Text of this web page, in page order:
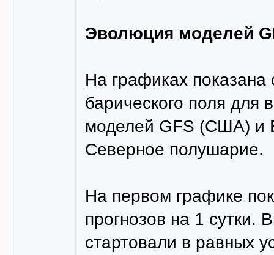
Эволюция моделей
На графиках показана
барического поля
моделей GFS (США) и
Северное полушарие.
На первом графике
прогнозов на 1 сутки.
стартовали в равных